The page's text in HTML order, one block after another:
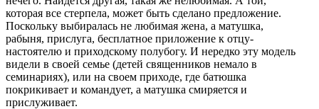
которая все стерпела, может быть сделано предложение.
Поскольку выбиралась не любимая жена, а матушка,
рабыня, прислуга, бесплатное приложение к отцу-
настоятелю и приходскому полубогу. И нередко эту модель
видели в своей семье (детей священников немало в
семинариях), или на своем приходе, где батюшка
покрикивает и командует, а матушка смиряется и
прислуживает.